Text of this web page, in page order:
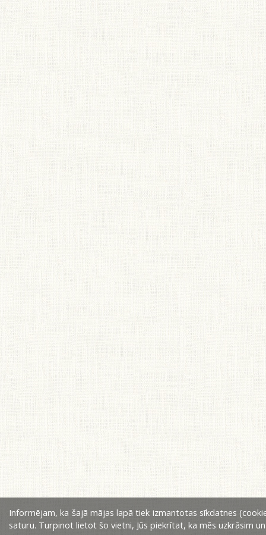
Informējam, ka šajā mājas lapā tiek izmantotas sīkdatnes
saturu. Turpinot lietot šo vietni, Jūs piekrītat, ka mēs uzkrāsim